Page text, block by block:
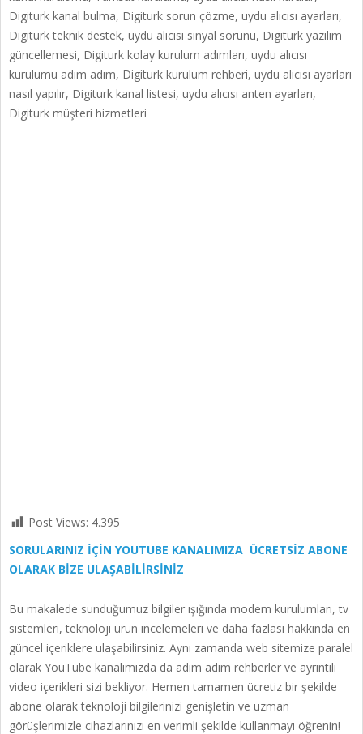
Digiturk kanal bulma, Digiturk sorun çözme, uydu alıcısı ayarları,
Digiturk teknik destek, uydu alıcısı sinyal sorunu, Digiturk yazılım
güncellemesi, Digiturk kolay kurulum adımları, uydu alıcısı
kurulumu adım adım, Digiturk kurulum rehberi, uydu alıcısı ayarları
nasıl yapılır, Digiturk kanal listesi, uydu alıcısı anten ayarları,
Digiturk müşteri hizmetleri
Post Views: 4.395
SORULARINIZ İÇİN YOUTUBE KANALIMIZA ÜCRETSİZ ABONE
OLARAK BİZE ULAŞABİLİRSİNİZ
Bu makalede sunduğumuz bilgiler ışığında modem kurulumları, tv
sistemleri, teknoloji ürün incelemeleri ve daha fazlası hakkında en
güncel içeriklere ulaşabilirsiniz. Aynı zamanda web sitemize paralel
olarak YouTube kanalımızda da adım adım rehberler ve ayrıntılı
video içerikleri sizi bekliyor. Hemen tamamen ücretiz bir şekilde
abone olarak teknoloji bilgilerinizi genişletin ve uzman
görüşlerimizle cihazlarınızı en verimli şekilde kullanmayı öğrenin!